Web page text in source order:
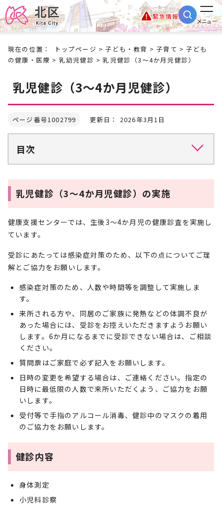
緊急情報
メニュー
現在の位置： トップページ >子ども・教育 >子育て >子ども
の健康・医療 > 乳幼児健診 > 乳児健診（3～4か月児健診）
乳児健診（3～4か月児健診）
ページ番号1002799 更新日： 2026年3月1日
目次
乳児健診（3～4か月児健診）の実施
健康支援センターでは、生後3～4か月児の健康診査を実施し
ています。
受診にあたっては感染症対策のため、以下の点についてご理
解とご協力をお願いします。
感染症対策のため、人数や時間等を調整して実施しま
す。
来所される方や、同居のご家族に発熱などの体調不良が
あった場合には、受診をお控えいただきますようお願い
します。6か月になるまでに受診できない場合は、ご相談
ください。
質問票はご家庭で必ず記入をお願いします。
日時の変更を希望する場合は、ご連絡ください。指定の
日時に最低限の人数で来所いただくよう、ご協力をお願
いします。
受付等で手指のアルコール消毒、健診中のマスクの着用
のご協力をお願いします。
健診内容
身体測定
小児科診察